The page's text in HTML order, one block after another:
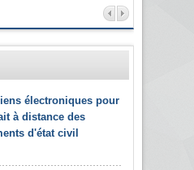
électroniques pour
à distance des
d'état civil